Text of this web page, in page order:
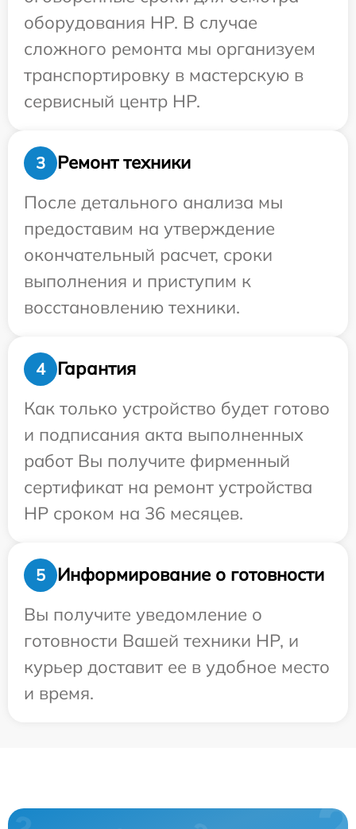
оборудования HP. В случае
сложного ремонта мы организуем
транспортировку в мастерскую в
сервисный центр HP.
3
Ремонт техники
После детального анализа мы
предоставим на утверждение
окончательный расчет, сроки
выполнения и приступим к
восстановлению техники.
4
Гарантия
Как только устройство будет готово
и подписания акта выполненных
работ Вы получите фирменный
сертификат на ремонт устройства
HP сроком на 36 месяцев.
5
Информирование о готовности
Вы получите уведомление о
готовности Вашей техники HP, и
курьер доставит ее в удобное место
и время.